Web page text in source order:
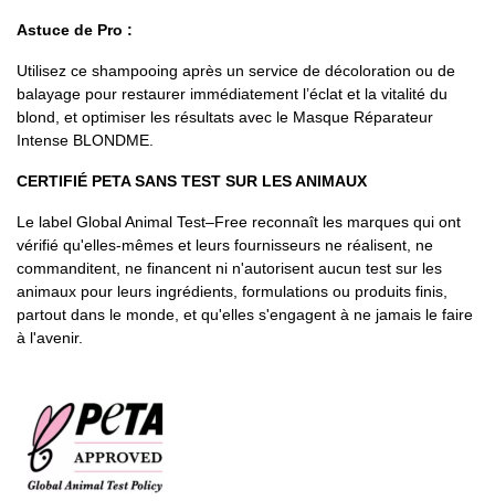
Astuce de Pro :
Utilisez ce shampooing après un service de décoloration ou de
balayage pour restaurer immédiatement l’éclat et la vitalité du
blond, et optimiser les résultats avec le Masque Réparateur
Intense BLONDME.
CERTIFIÉ PETA SANS TEST SUR LES ANIMAUX
Le label Global Animal Test–Free reconnaît les marques qui ont
vérifié qu'elles-mêmes et leurs fournisseurs ne réalisent, ne
commanditent, ne financent ni n'autorisent aucun test sur les
animaux pour leurs ingrédients, formulations ou produits finis,
partout dans le monde, et qu'elles s'engagent à ne jamais le faire
à l'avenir.